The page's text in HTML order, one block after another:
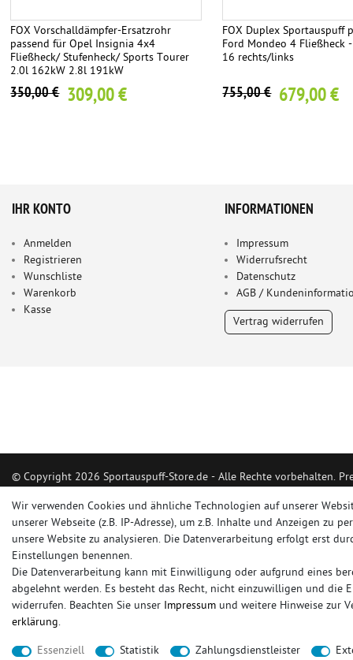
FOX Vorschalldämpfer-Ersatzrohr
passend für Opel Insignia 4x4
Fließheck/ Stufenheck/ Sports Tourer
2.0l 162kW 2.8l 191kW
350,00 € 309,00 €
FOX Duplex Sportauspuff
Ford Mondeo 4 Fließheck
16 rechts/links
755,00 € 679,00 €
IHR KONTO
Anmelden
Registrieren
Wunschliste
Warenkorb
Kasse
INFORMATIONEN
Impressum
Widerrufsrecht
Datenschutz
AGB /
Vertrag widerrufen
© Copyright 2026 Sportauspuff-Store.de - Alle Rechte vorbehalten.
Das Internetportal für Sportendschalldämpfer, Komplettanlagen,
Ersatzrohr und Auspuffzubehör.
FOX, REMUS, FSW, FRIEDRICH MOTORSPORT, EISENMANN, ULTER
sportauspuff sportkat fox racing sportauspuff endrohr downpipe
rennsportanlage
vorschalldämpfer attrappe ulter vorschalldämpfer fsw
* gilt für Lieferungen innerhalb Deutschlands, Lieferzeiten für andere Länder
Wir verwenden Cookies und ähnliche Technologien auf unserer
unserer Webseite (z.B. IP-Adresse), um z.B. Inhalte und Anzeigen
unsere Website zu analysieren. Die Datenverarbeitung erfolgt erst
Einstellungen benennen.
Die Datenverarbeitung kann mit Einwilligung oder aufgrund eines
abgelehnt werden. Es besteht das Recht, nicht einzuwilligen und
widerrufen. Beachten Sie unser Impressum und weitere Hinweise zur
erklärung.
Essenziell
Statistik Zahlungsdienstleister